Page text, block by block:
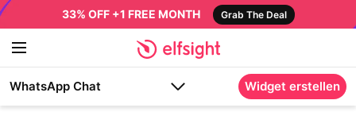
33% OFF +1 FREE MONTH Grab The Deal
WhatsApp Chat Widget erstellen